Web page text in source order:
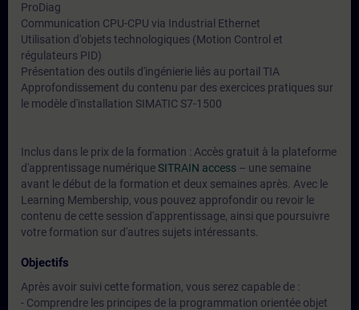
ProDiag
Communication CPU-CPU via Industrial Ethernet
Utilisation d'objets technologiques (Motion Control et
régulateurs PID)
Présentation des outils d'ingénierie liés au portail TIA
Approfondissement du contenu par des exercices pratiques sur
le modèle d'installation SIMATIC S7-1500
Inclus dans le prix de la formation : Accès gratuit à la plateforme
d'apprentissage numériqueSITRAIN access – une semaine
avant le début de la formation et deux semaines après. Avec le
Learning Membership, vous pouvez approfondir ou revoir le
contenu de cette session d'apprentissage, ainsi que poursuivre
votre formation sur d'autres sujets intéressants.
Objectifs
Après avoir suivi cette formation, vous serez capable de :
- Comprendre les principes de la programmation orientée objet